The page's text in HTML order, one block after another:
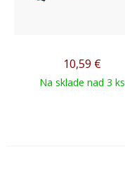
10,59 €
Na sklade nad 3 ks